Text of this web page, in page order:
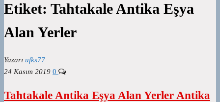
Etiket: Tahtakale Antika Eşya
Alan Yerler
Yazarı ufks77
24 Kasım 2019 0
Tahtakale Antika Eşya Alan Yerler Antika